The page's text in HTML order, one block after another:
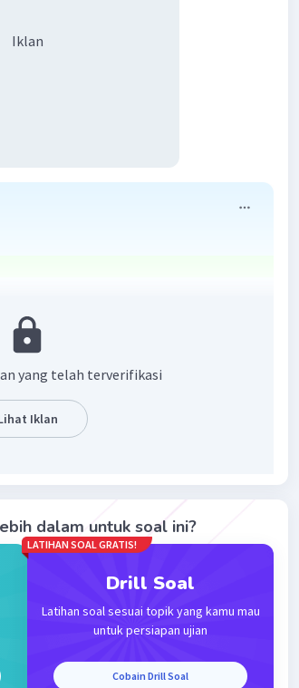
Iklan
negara-negara penghasil minyak
berasal dari Timur Tengah, Afrika,
berperan dalam menetapkan harga
OPEC antara lain untuk
harga, dan hak konsesi minyak bumi
Balas
yang telah terverifikasi
Iklan
dalam untuk soal ini?
LATIHAN SOAL GRATIS!
Drill Soal
Latihan soal sesuai topik yang kamu mau
untuk persiapan ujian
Cobain Drill Soal